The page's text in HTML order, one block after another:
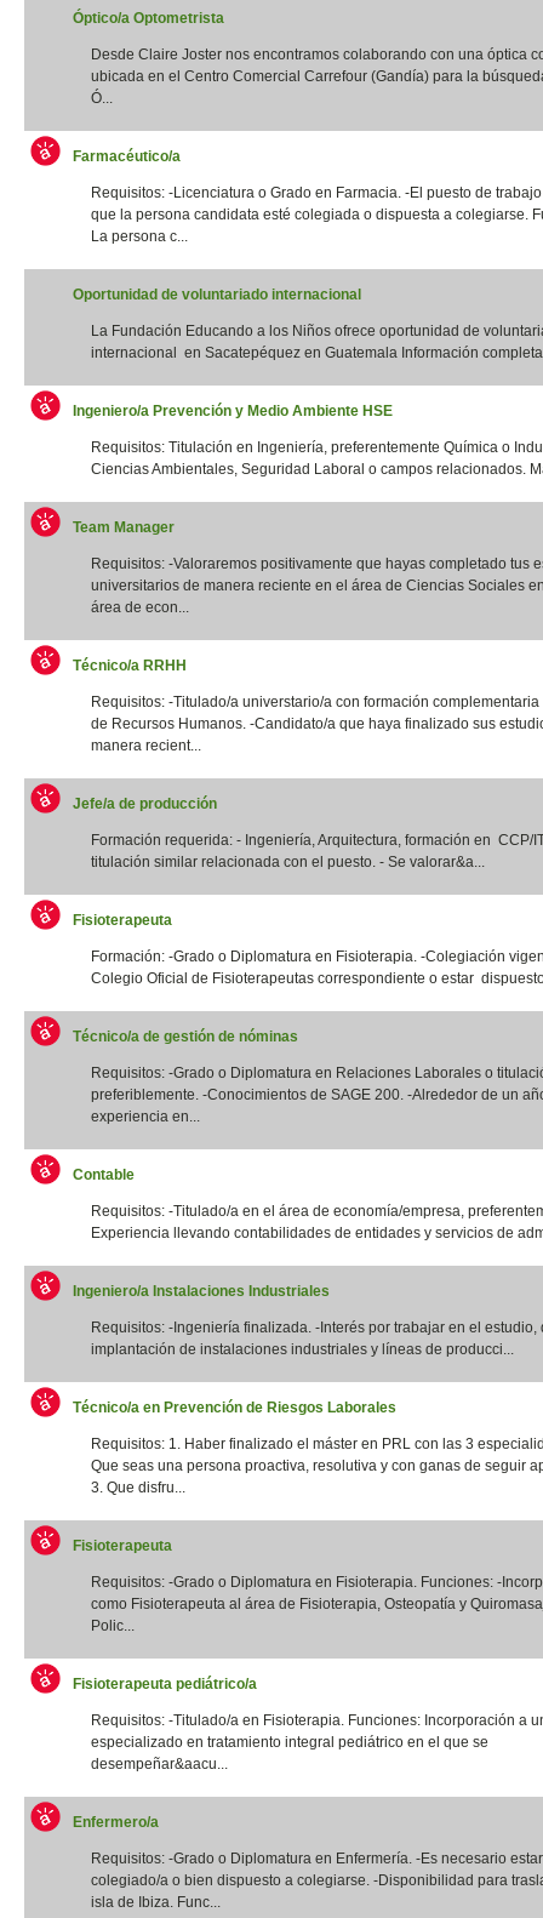
Óptico/a Optometrista
Desde Claire Joster nos encontramos colaborando con una óptica
ubicada en el Centro Comercial Carrefour (Gandía) para la
Ó...
Farmacéutico/a
Requisitos: -Licenciatura o Grado en Farmacia. -El puesto de
que la persona candidata esté colegiada o dispuesta a colegiarse.
La persona c...
Oportunidad de voluntariado internacional
La Fundación Educando a los Niños ofrece oportunidad de
internacional en Sacatepéquez en Guatemala Información
Ingeniero/a Prevención y Medio Ambiente HSE
Requisitos: Titulación en Ingeniería, preferentemente Química o
Ciencias Ambientales, Seguridad Laboral o campos relacionados.
Team Manager
Requisitos: -Valoraremos positivamente que hayas completado tus
universitarios de manera reciente en el área de Ciencias Sociales
área de econ...
Técnico/a RRHH
Requisitos: -Titulado/a universtario/a con formación
de Recursos Humanos. -Candidato/a que haya finalizado sus
manera recient...
Jefe/a de producción
Formación requerida: - Ingeniería, Arquitectura, formación en CCP/
titulación similar relacionada con el puesto. - Se valorar&a...
Fisioterapeuta
Formación: -Grado o Diplomatura en Fisioterapia. -Colegiación
Colegio Oficial de Fisioterapeutas correspondiente o estar
Técnico/a de gestión de nóminas
Requisitos: -Grado o Diplomatura en Relaciones Laborales o
preferiblemente. -Conocimientos de SAGE 200. -Alrededor de un
experiencia en...
Contable
Requisitos: -Titulado/a en el área de economía/empresa,
Experiencia llevando contabilidades de entidades y servicios de
Ingeniero/a Instalaciones Industriales
Requisitos: -Ingeniería finalizada. -Interés por trabajar en el estudio,
implantación de instalaciones industriales y líneas de producci...
Técnico/a en Prevención de Riesgos Laborales
Requisitos: 1. Haber finalizado el máster en PRL con las 3
Que seas una persona proactiva, resolutiva y con ganas de seguir
3. Que disfru...
Fisioterapeuta
Requisitos: -Grado o Diplomatura en Fisioterapia. Funciones: -
como Fisioterapeuta al área de Fisioterapia, Osteopatía y
Polic...
Fisioterapeuta pediátrico/a
Requisitos: -Titulado/a en Fisioterapia. Funciones: Incorporación a
especializado en tratamiento integral pediátrico en el que se
desempeñar&aacu...
Enfermero/a
Requisitos: -Grado o Diplomatura en Enfermería. -Es necesario estar
colegiado/a o bien dispuesto a colegiarse. -Disponibilidad para
isla de Ibiza. Func...